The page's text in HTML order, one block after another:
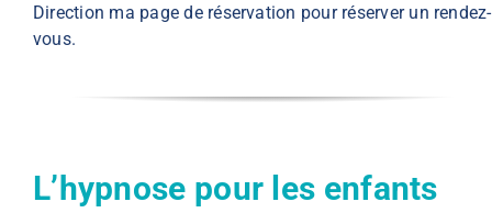
Direction ma page de réservation pour réserver un rendez-
vous.
L’hypnose pour les enfants